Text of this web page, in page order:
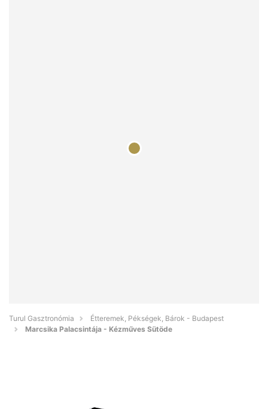
Turul Gasztronómia
Étteremek, Pékségek, Bárok - Budapest
Marcsika Palacsintája - Kézműves Sütöde